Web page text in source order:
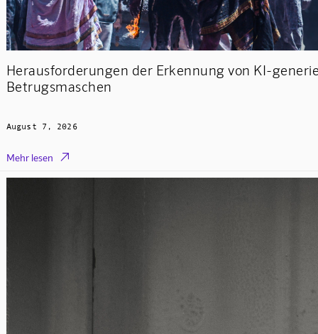
Herausforderungen der Erkennung von KI-
Betrugsmaschen
August 7, 2026
Mehr lesen 